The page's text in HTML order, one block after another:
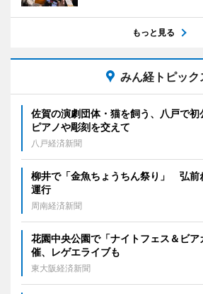
もっと見る
みん経トピック
佐賀の演劇団体・猫を飼う、八戸で
ピアノや彫刻を交えて
八戸経済新聞
柳井で「金魚ちょうちん祭り」 弘前
運行
周南経済新聞
花園中央公園で「ナイトフェス＆ビ
催、レゲエライブも
東大阪経済新聞